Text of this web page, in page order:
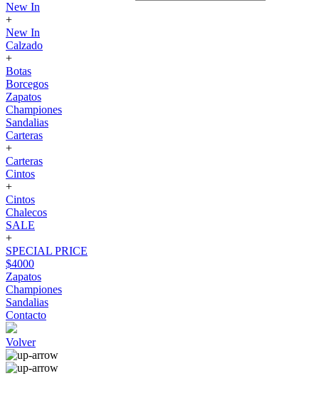
New In
+
New In
Calzado
+
Botas
Borcegos
Zapatos
Championes
Sandalias
Carteras
+
Carteras
Cintos
+
Cintos
Chalecos
SALE
+
SPECIAL PRICE
$4000
Zapatos
Championes
Sandalias
Contacto
Volver